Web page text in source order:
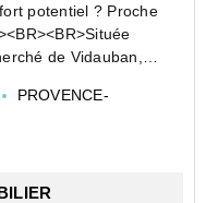
potentiel ? Proche
de Vidauban, à
PROVENCE-